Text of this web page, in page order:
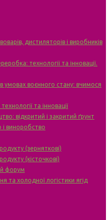
дистиляторів і виробників
технології та інновації.
умовах воєнного стану: вчимося
та інновації
відкритий і закритий ґрунт
і виноробство
(зерняткові)
(кісточкові)
форум
та холодної логістики ягід